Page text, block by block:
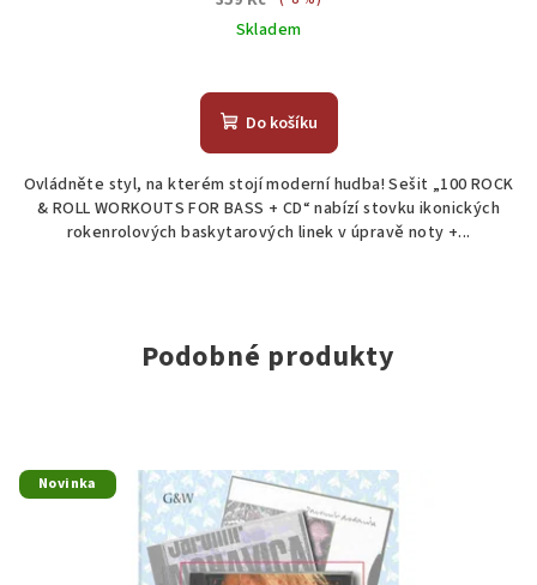
Skladem
Do košíku
Ovládněte styl, na kterém stojí moderní hudba! Sešit „100 ROCK
& ROLL WORKOUTS FOR BASS + CD“ nabízí stovku ikonických
rokenrolových baskytarových linek v úpravě noty +...
Podobné produkty
Novinka